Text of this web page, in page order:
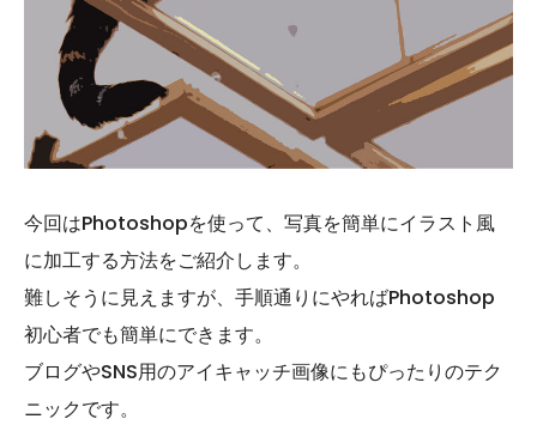
今回はPhotoshopを使って、写真を簡単にイラスト風
に加工する方法をご紹介します。
難しそうに見えますが、手順通りにやればPhotoshop
初心者でも簡単にできます。
ブログやSNS用のアイキャッチ画像にもぴったりのテク
ニックです。